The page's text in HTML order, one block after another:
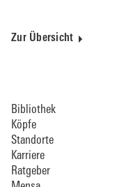
Zur Übersicht
Bibliothek
Köpfe
Standorte
Karriere
Ratgeber